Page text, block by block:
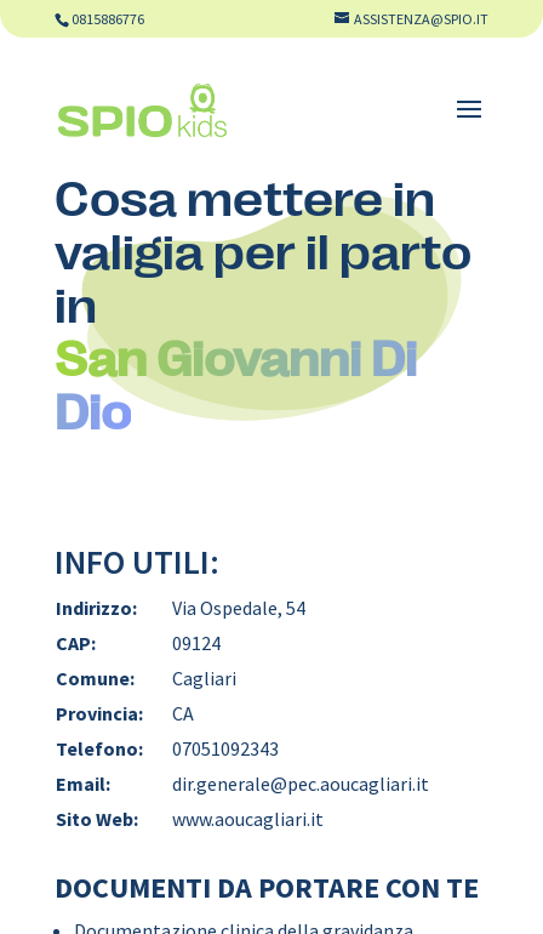
0815886776 ASSISTENZA@SPIO.IT
Cosa mettere in
valigia per il parto
in
San Giovanni Di
Dio
INFO UTILI:
Indirizzo:
Via Ospedale, 54
CAP:
09124
Comune:
Cagliari
Provincia:
CA
Telefono:
07051092343
Email:
dir.generale@pec.aoucagliari.it
Sito Web:
www.aoucagliari.it
DOCUMENTI DA PORTARE CON TE